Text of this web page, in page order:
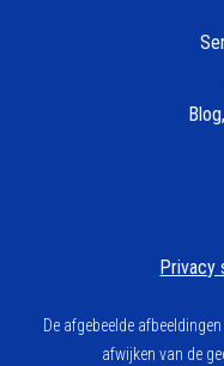
Privacy
De afgebeelde
afwijken van de